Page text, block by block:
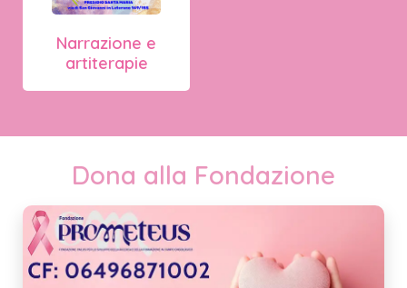
Narrazione e
artiterapie
Dona alla Fondazione